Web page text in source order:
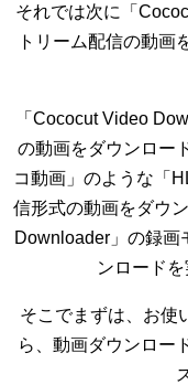
それでは次に「
トリーム配信の動画
「Cococut Video
の動画をダウンロー
コ動画」のような「
信形式の動画をダウ
Downloader」の録画
ンロード
そこでまずは、お使
ら、動画ダウンロー